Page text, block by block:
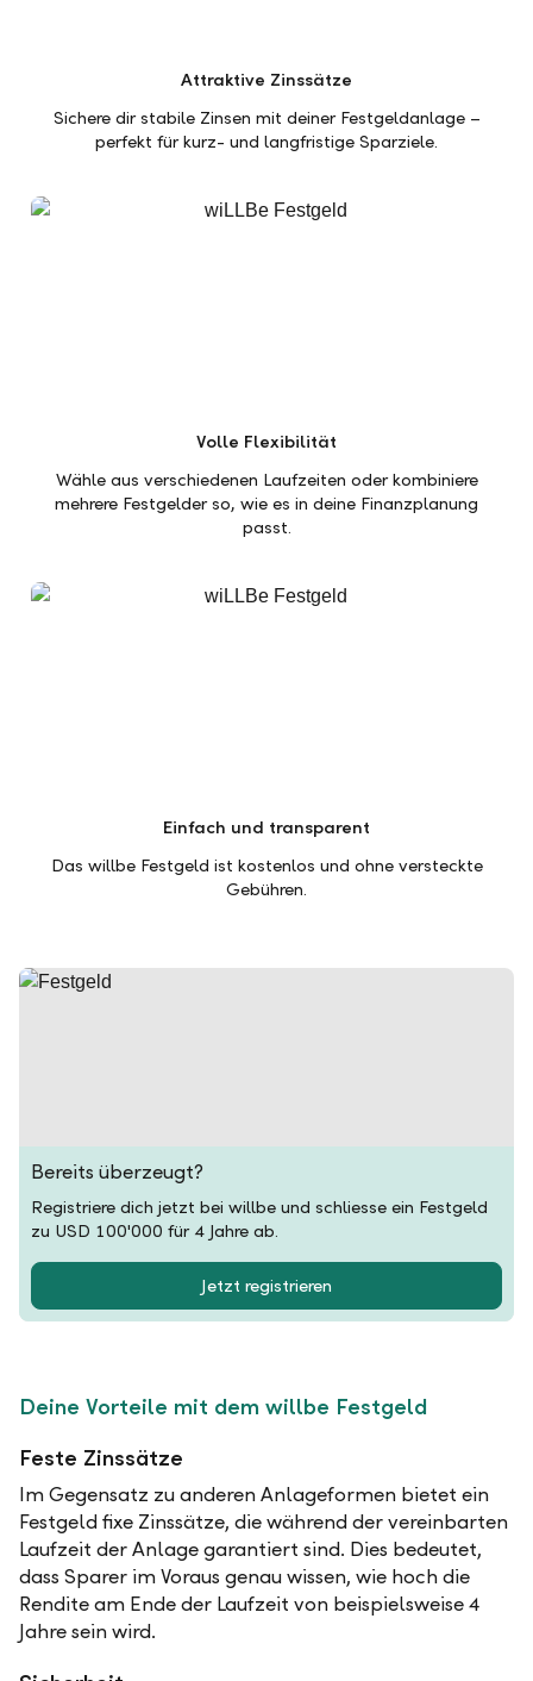
Attraktive Zinssätze
Sichere dir stabile Zinsen mit deiner Festgeldanlage –
perfekt für kurz- und langfristige Sparziele.
Volle Flexibilität
Wähle aus verschiedenen Laufzeiten oder kombiniere
mehrere Festgelder so, wie es in deine Finanzplanung
passt.
Einfach und transparent
Das willbe Festgeld ist kostenlos und ohne versteckte
Gebühren.
Bereits überzeugt?
Registriere dich jetzt bei willbe und schliesse ein Festgeld
zu USD 100'000 für 4 Jahre ab.
Jetzt registrieren
Deine Vorteile mit dem willbe Festgeld
Feste Zinssätze
Im Gegensatz zu anderen Anlageformen bietet ein
Festgeld fixe Zinssätze, die während der vereinbarten
Laufzeit der Anlage garantiert sind. Dies bedeutet,
dass Sparer im Voraus genau wissen, wie hoch die
Rendite am Ende der Laufzeit von beispielsweise 4
Jahre sein wird.